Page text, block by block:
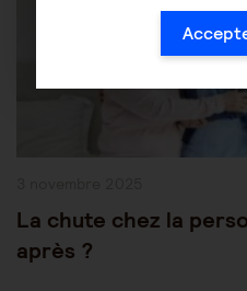
La chute chez la
après ?